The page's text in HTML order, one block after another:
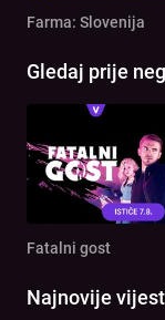
Farma: Slovenija
Gledaj prije
Fatalni gost
Najnovije